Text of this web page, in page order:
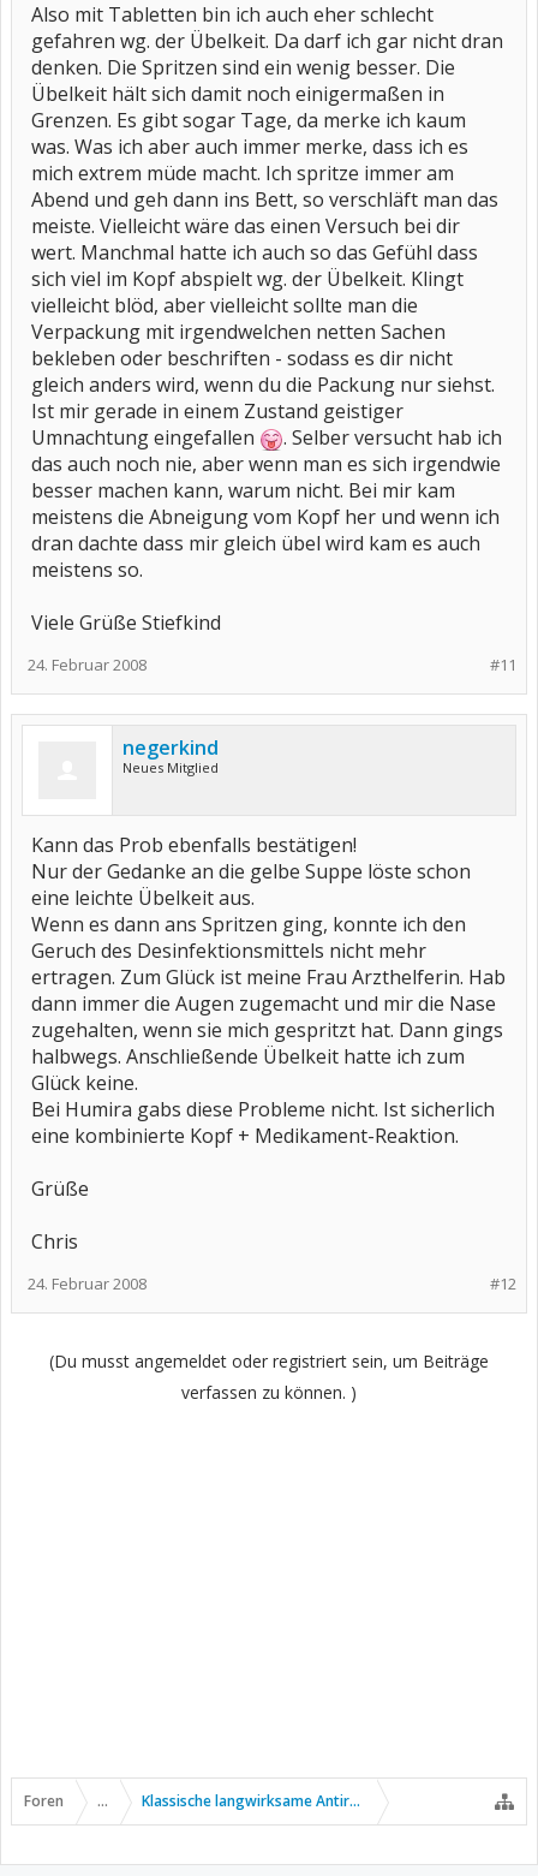
Also mit Tabletten bin ich auch eher schlecht
gefahren wg. der Übelkeit. Da darf ich gar nicht dran
denken. Die Spritzen sind ein wenig besser. Die
Übelkeit hält sich damit noch einigermaßen in
Grenzen. Es gibt sogar Tage, da merke ich kaum
was. Was ich aber auch immer merke, dass ich es
mich extrem müde macht. Ich spritze immer am
Abend und geh dann ins Bett, so verschläft man das
meiste. Vielleicht wäre das einen Versuch bei dir
wert. Manchmal hatte ich auch so das Gefühl dass
sich viel im Kopf abspielt wg. der Übelkeit. Klingt
vielleicht blöd, aber vielleicht sollte man die
Verpackung mit irgendwelchen netten Sachen
bekleben oder beschriften - sodass es dir nicht
gleich anders wird, wenn du die Packung nur siehst.
Ist mir gerade in einem Zustand geistiger
Umnachtung eingefallen
. Selber versucht hab ich
das auch noch nie, aber wenn man es sich irgendwie
besser machen kann, warum nicht. Bei mir kam
meistens die Abneigung vom Kopf her und wenn ich
dran dachte dass mir gleich übel wird kam es auch
meistens so.
Viele Grüße Stiefkind
#11
24. Februar 2008
negerkind
Neues Mitglied
Kann das Prob ebenfalls bestätigen!
Nur der Gedanke an die gelbe Suppe löste schon
eine leichte Übelkeit aus.
Wenn es dann ans Spritzen ging, konnte ich den
Geruch des Desinfektionsmittels nicht mehr
ertragen. Zum Glück ist meine Frau Arzthelferin. Hab
dann immer die Augen zugemacht und mir die Nase
zugehalten, wenn sie mich gespritzt hat. Dann gings
halbwegs. Anschließende Übelkeit hatte ich zum
Glück keine.
Bei Humira gabs diese Probleme nicht. Ist sicherlich
eine kombinierte Kopf + Medikament-Reaktion.
Grüße
Chris
#12
24. Februar 2008
(Du musst angemeldet oder registriert sein, um Beiträge
verfassen zu können. )
Foren ... Klassische langwirksame Antirheumatika